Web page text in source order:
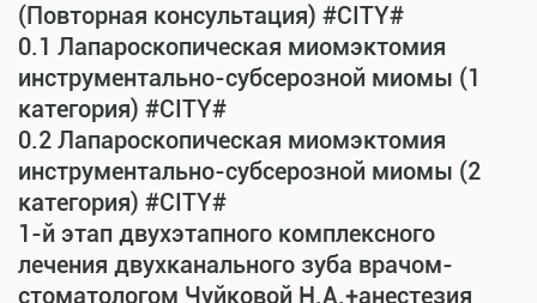
(Повторная консультация) #CITY#
0.1 Лапароскопическая миомэктомия
инструментально-субсерозной миомы (1
категория) #CITY#
0.2 Лапароскопическая миомэктомия
инструментально-субсерозной миомы (2
категория) #CITY#
1-й этап двухэтапного комплексного
лечения двухканального зуба врачом-
стоматологом Чуйковой Н.А.+анестезия